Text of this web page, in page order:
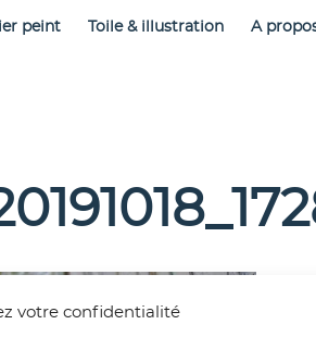
votre confidentialité
peint Toile & illustration A